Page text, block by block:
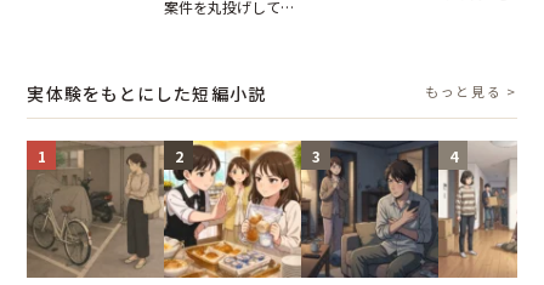
案件を丸投げして休
実体験をもとにした短編小説 もっと見る >
1 2 3 4